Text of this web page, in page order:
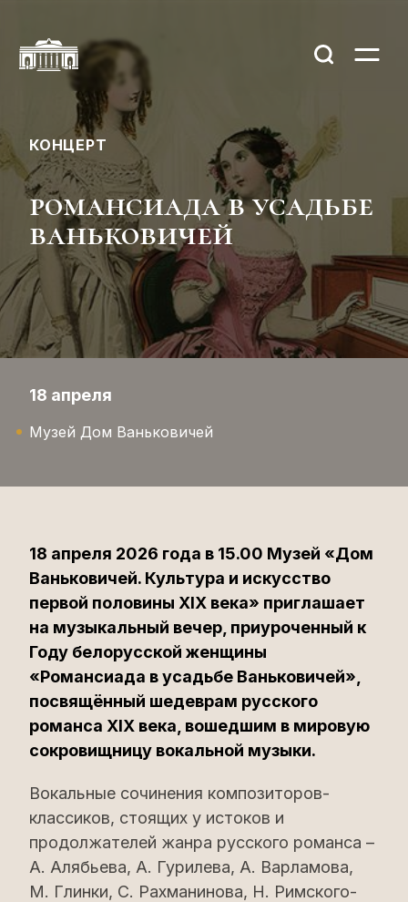
КОНЦЕРТ
романсиада в усадьбе
ваньковичей
18 апреля
Музей Дом Ваньковичей
18 апреля 2026 года в 15.00 Музей «Дом
Ваньковичей. Культура и искусство
первой половины XIX века» приглашает
на музыкальный вечер, приуроченный к
Году белорусской женщины
«Романсиада в усадьбе Ваньковичей»,
посвящённый шедеврам русского
романса XIX века, вошедшим в мировую
сокровищницу вокальной музыки.
Вокальные сочинения композиторов-
классиков, стоящих у истоков и
продолжателей жанра русского романса –
А. Алябьева, А. Гурилева, А. Варламова,
М. Глинки, С. Рахманинова, Н. Римского-